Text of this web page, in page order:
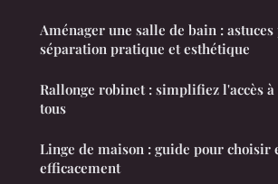
Aménager une salle de bain :
séparation pratique et esthétique
Rallonge robinet : simplifiez l'accès
tous
Linge de maison : guide pour choisir
efficacement